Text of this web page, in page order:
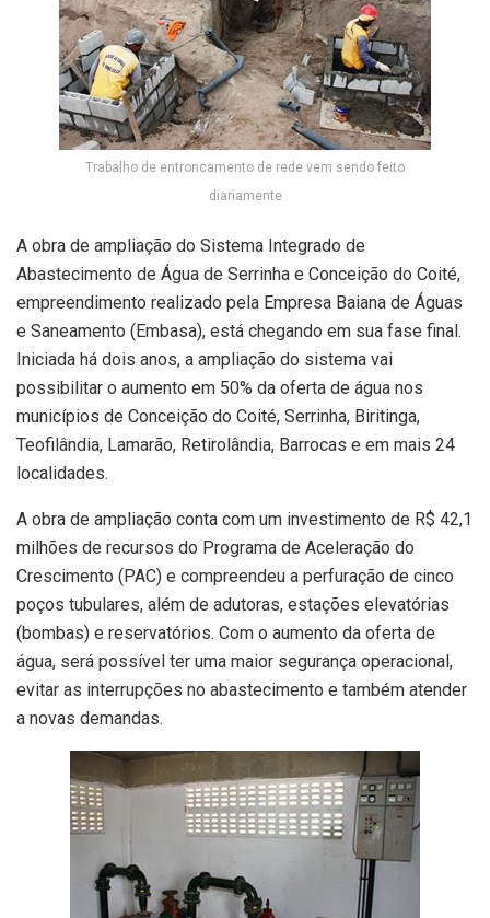
Trabalho de entroncamento de rede vem sendo feito
diariamente
A obra de ampliação do Sistema Integrado de
Abastecimento de Água de Serrinha e Conceição do Coité,
empreendimento realizado pela Empresa Baiana de Águas
e Saneamento (Embasa), está chegando em sua fase final.
Iniciada há dois anos, a ampliação do sistema vai
possibilitar o aumento em 50% da oferta de água nos
municípios de Conceição do Coité, Serrinha, Biritinga,
Teofilândia, Lamarão, Retirolândia, Barrocas e em mais 24
localidades.
A obra de ampliação conta com um investimento de R$ 42,1
milhões de recursos do Programa de Aceleração do
Crescimento (PAC) e compreendeu a perfuração de cinco
poços tubulares, além de adutoras, estações elevatórias
(bombas) e reservatórios. Com o aumento da oferta de
água, será possível ter uma maior segurança operacional,
evitar as interrupções no abastecimento e também atender
a novas demandas.